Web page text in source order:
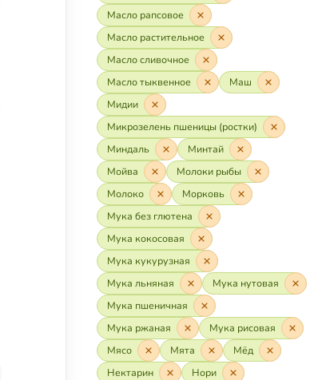
Масло рапсовое
Масло растительное
Масло сливочное
Масло тыквенное
Маш
Мидии
Микрозелень пшеницы (ростки)
Миндаль
Минтай
Мойва
Молоки рыбы
Молоко
Морковь
Мука без глютена
Мука кокосовая
Мука кукурузная
Мука льняная
Мука нутовая
Мука пшеничная
Мука ржаная
Мука рисовая
Мясо
Мята
Мёд
Нектарин
Нори